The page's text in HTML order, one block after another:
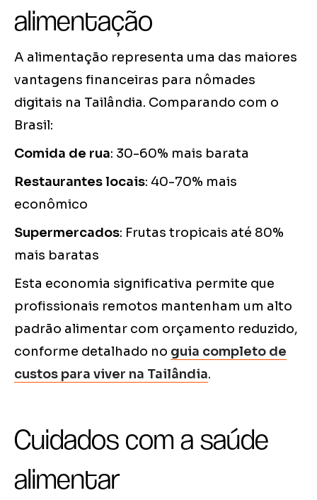
alimentação
A alimentação representa uma das maiores
vantagens financeiras para nômades
digitais na Tailândia. Comparando com o
Brasil:
Comida de rua: 30-60% mais barata
Restaurantes locais: 40-70% mais
econômico
Supermercados: Frutas tropicais até 80%
mais baratas
Esta economia significativa permite que
profissionais remotos mantenham um alto
padrão alimentar com orçamento reduzido,
conforme detalhado no guia completo de
custos para viver na Tailândia.
Cuidados com a saúde
alimentar